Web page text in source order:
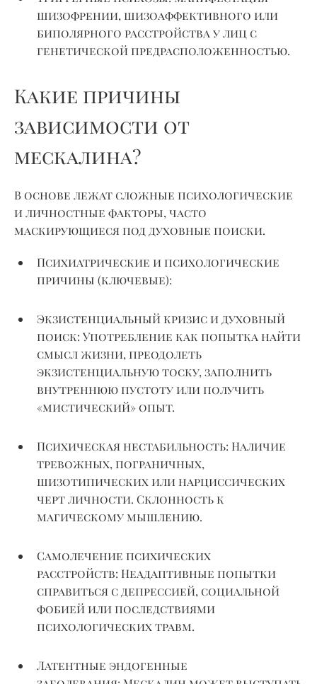
шизофрении, шизоаффективного или
биполярного расстройства у лиц с
генетической предрасположенностью.
Какие причины
зависимости от
мескалина?
В основе лежат сложные психологические
и личностные факторы, часто
маскирующиеся под духовные поиски.
Психиатрические и психологические
причины (ключевые):
Экзистенциальный кризис и духовный
поиск: Употребление как попытка найти
смысл жизни, преодолеть
экзистенциальную тоску, заполнить
внутреннюю пустоту или получить
«мистический» опыт.
Психическая нестабильность: Наличие
тревожных, пограничных,
шизотипических или нарциссических
черт личности. Склонность к
магическому мышлению.
Самолечение психических
расстройств: Неадаптивные попытки
справиться с депрессией, социальной
фобией или последствиями
психологических травм.
Латентные эндогенные